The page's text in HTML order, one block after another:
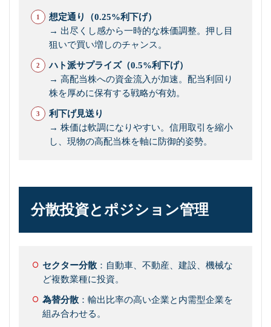
想定通り（0.25%利下げ）
→ 出尽くし感から一時的な株価調整。押し目
狙いで買い増しのチャンス。
ハト派サプライズ（0.5%利下げ）
→ 高配当株への資金流入が加速。配当利回り
株を厚めに保有する戦略が有効。
利下げ見送り
→ 株価は軟調になりやすい。信用取引を縮小
し、現物の高配当株を軸に防御的姿勢。
分散投資とポジション管理
セクター分散：自動車、不動産、建設、機械な
ど複数業種に投資。
為替分散：輸出比率の高い企業と内需型企業を
組み合わせる。